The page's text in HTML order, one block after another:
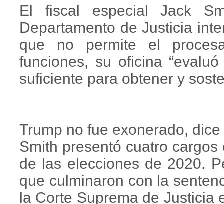
El fiscal especial Jack
Departamento de Justicia
que no permite el
funciones, su oficina
suficiente para obtener y
Trump no fue exonerado,
Smith presentó cuatro
de las elecciones de 2020.
que culminaron con la
la Corte Suprema de Justicia